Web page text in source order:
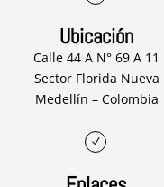
Ubicación
Calle 44 A N° 69 A 11
Sector Florida Nueva
Medellín – Colombia
N